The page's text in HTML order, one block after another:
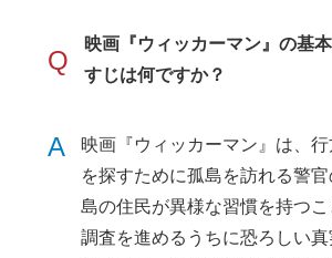
Q
映画『ウィッカーマン』の基
すじは何ですか？
A
映画『ウィッカーマン』は、
を探すために孤島を訪れる警官
島の住民が異様な習慣を持つこ
調査を進めるうちに恐ろしい